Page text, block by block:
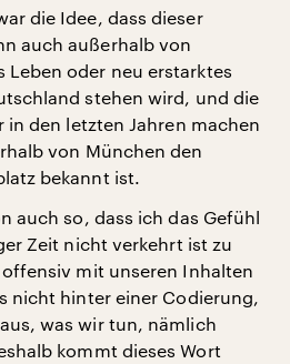
die Idee, dass dieser
auch außerhalb von
oder neu erstarktes
stehen wird, und die
in den letzten Jahren machen
von München den
bekannt ist.
auch so, dass ich das Gefühl
Zeit nicht verkehrt ist zu
mit unseren Inhalten
nicht hinter einer Codierung,
was wir tun, nämlich
kommt dieses Wort